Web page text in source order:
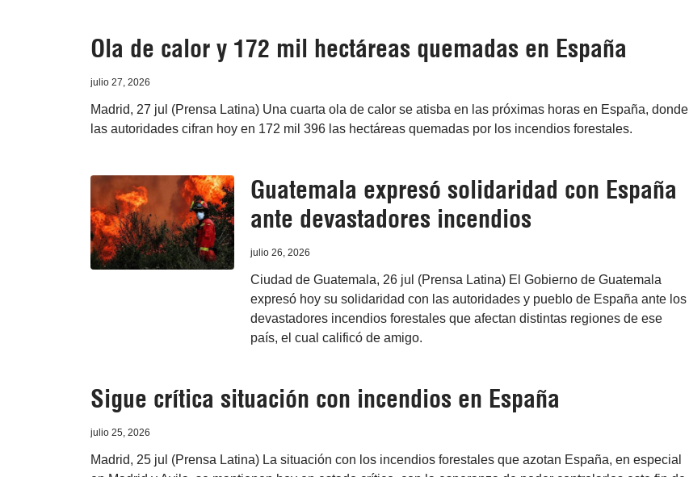
Ola de calor y 172 mil hectáreas quemadas en España
julio 27, 2026
Madrid, 27 jul (Prensa Latina) Una cuarta ola de calor se atisba en las próximas horas en España, donde
las autoridades cifran hoy en 172 mil 396 las hectáreas quemadas por los incendios forestales.
Guatemala expresó solidaridad con España
ante devastadores incendios
julio 26, 2026
Ciudad de Guatemala, 26 jul (Prensa Latina) El Gobierno de Guatemala
expresó hoy su solidaridad con las autoridades y pueblo de España ante los
devastadores incendios forestales que afectan distintas regiones de ese
país, el cual calificó de amigo.
Sigue crítica situación con incendios en España
julio 25, 2026
Madrid, 25 jul (Prensa Latina) La situación con los incendios forestales que azotan España, en especial